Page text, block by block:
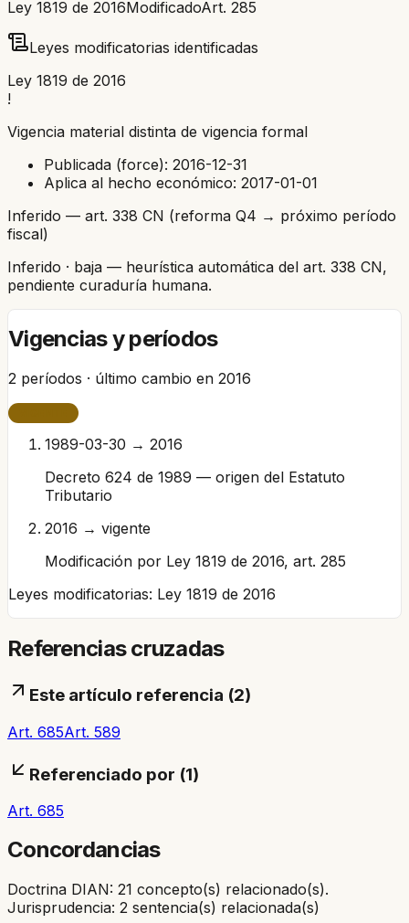
Ley 1819 de 2016ModificadoArt. 285
Leyes modificatorias identificadas
Ley 1819 de 2016
!
Vigencia material distinta de vigencia formal
Publicada (force): 2016-12-31
Aplica al hecho económico: 2017-01-01
Inferido — art. 338 CN (reforma Q4 → próximo período
fiscal)
Inferido · baja — heurística automática del art. 338 CN,
pendiente curaduría humana.
Vigencias y períodos
2 períodos · último cambio en 2016
1989-03-30 → 2016
Decreto 624 de 1989 — origen del Estatuto
Tributario
2016 → vigente
Modificación por Ley 1819 de 2016, art. 285
Leyes modificatorias: Ley 1819 de 2016
Referencias cruzadas
Este artículo referencia (2)
Art. 685Art. 589
Referenciado por (1)
Art. 685
Concordancias
Doctrina DIAN: 21 concepto(s) relacionado(s).
Jurisprudencia: 2 sentencia(s) relacionada(s)